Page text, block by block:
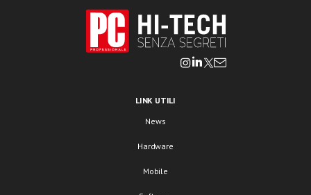
LINK UTILI
News
Hardware
Mobile